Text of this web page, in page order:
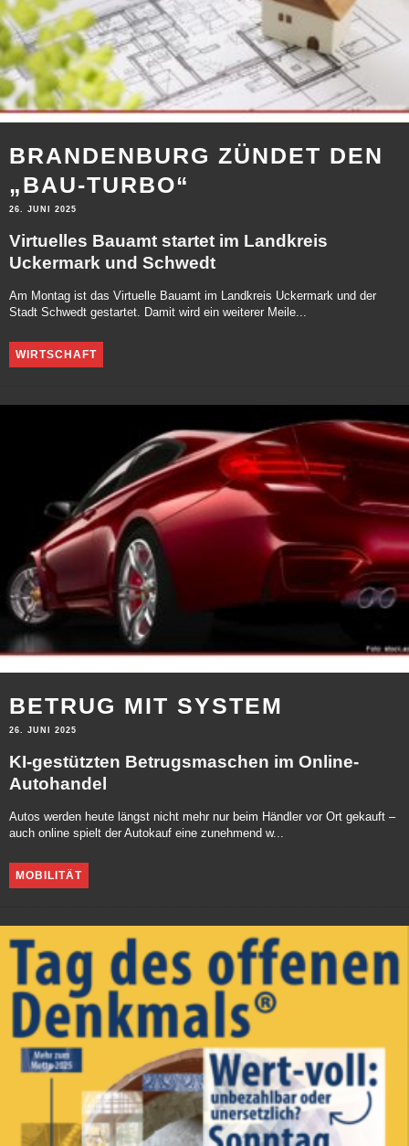
BRANDENBURG ZÜNDET DEN
„BAU-TURBO“
26. JUNI 2025
Virtuelles Bauamt startet im Landkreis
Uckermark und Schwedt
Am Montag ist das Virtuelle Bauamt im Landkreis Uckermark und der
Stadt Schwedt gestartet. Damit wird ein weiterer Meile...
WIRTSCHAFT
BETRUG MIT SYSTEM
26. JUNI 2025
KI-gestützten Betrugsmaschen im Online-
Autohandel
Autos werden heute längst nicht mehr nur beim Händler vor Ort gekauft –
auch online spielt der Autokauf eine zunehmend w...
MOBILITÄT